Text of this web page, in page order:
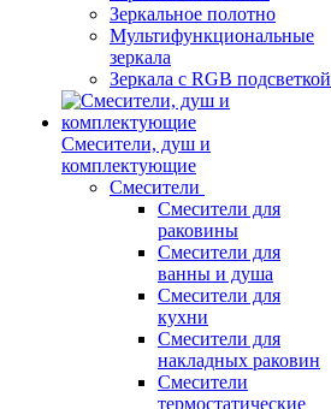
Зеркальное полотно
Мультифункциональные
зеркала
Зеркала c RGB подсветкой
Смесители, душ и
комплектующие
Смесители
Смесители для
раковины
Смесители для
ванны и душа
Смесители для
кухни
Смесители для
накладных раковин
Смесители
термостатические